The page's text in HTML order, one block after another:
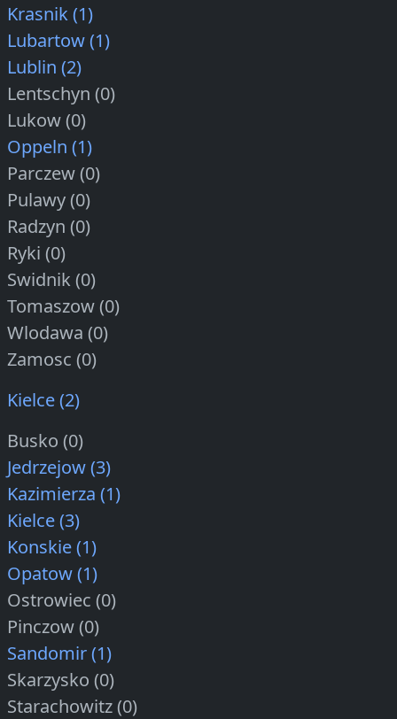
Krasnik (1)
Lubartow (1)
Lublin (2)
Lentschyn (0)
Lukow (0)
Oppeln (1)
Parczew (0)
Pulawy (0)
Radzyn (0)
Ryki (0)
Swidnik (0)
Tomaszow (0)
Wlodawa (0)
Zamosc (0)
Kielce (2)
Busko (0)
Jedrzejow (3)
Kazimierza (1)
Kielce (3)
Konskie (1)
Opatow (1)
Ostrowiec (0)
Pinczow (0)
Sandomir (1)
Skarzysko (0)
Starachowitz (0)